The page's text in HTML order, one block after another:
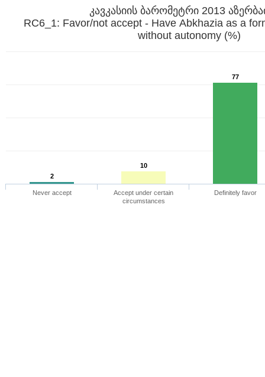
კავკასიის ბარომეტრი 2013
RC6_1: Favor/not accept - Have Abkhazia as a
without autonomy (%)
2
10
77
Never accept
Accept under certain
circumstances
Definitely favor